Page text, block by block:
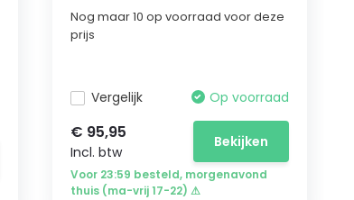
Nog maar 10 op voorraad voor deze
prijs
Vergelijk Op voorraad
€ 95,95
Incl. btw
Bekijken
Voor 23:59 besteld, morgenavond
thuis (ma-vrij 17-22) ⚠